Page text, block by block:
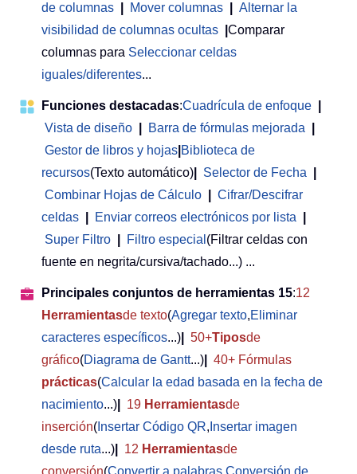
de columnas
Mover columnas
Alternar la
visibilidad de columnas ocultas
Comparar
columnas para Seleccionar celdas
iguales/diferentes...
Funciones destacadas:Cuadrícula de enfoque
Vista de diseño
Barra de fórmulas mejorada
Gestor de libros y hojas Biblioteca de
recursos(Texto automático) Selector de Fecha
Combinar Hojas de Cálculo
Cifrar/Descifrar
celdas
Enviar correos electrónicos por lista
Super Filtro
Filtro especial (Filtrar celdas con
fuente en negrita/cursiva/tachado...) ...
Principales conjuntos de herramientas 15:12
Herramientasde texto(Agregar texto,Eliminar
caracteres específicos...) 50+Tiposde
gráfico(Diagrama de Gantt...)
40+ Fórmulas
prácticas(Calcular la edad basada en la fecha de
nacimiento...) 19 Herramientasde
inserción( Insertar Código QR, Insertar imagen
desde ruta...) 12 Herramientasde